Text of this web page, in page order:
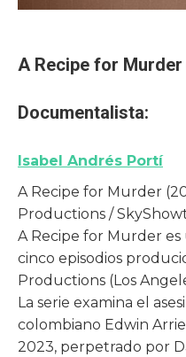
A Recipe for Murder
Documentalista:
Isabel Andrés Portí
A Recipe for Murder
Productions /
A Recipe for Murder
cinco episodios
Productions (Los
La serie examina el
colombiano Edwin
2023, perpetrado por